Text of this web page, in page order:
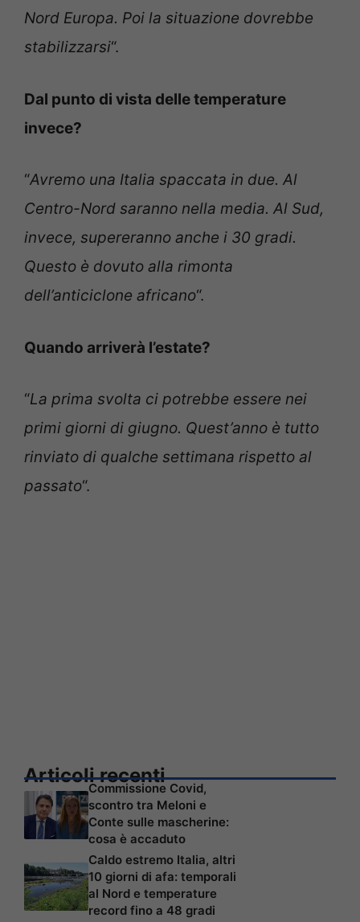
Nord Europa. Poi la situazione dovrebbe
stabilizzarsi“.
Dal punto di vista delle temperature
invece?
“Avremo una Italia spaccata in due. Al
Centro-Nord saranno nella media. Al Sud,
invece, supereranno anche i 30 gradi.
Questo è dovuto alla rimonta
dell’anticiclone africano“.
Quando arriverà l’estate?
“La prima svolta ci potrebbe essere nei
primi giorni di giugno. Quest’anno è tutto
rinviato di qualche settimana rispetto al
passato“.
Articoli recenti
Commissione Covid,
scontro tra Meloni e
Conte sulle mascherine:
cosa è accaduto
Caldo estremo Italia, altri
10 giorni di afa: temporali
al Nord e temperature
record fino a 48 gradi